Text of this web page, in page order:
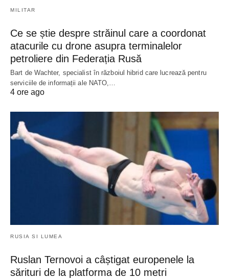
MILITAR
Ce se știe despre străinul care a coordonat
atacurile cu drone asupra terminalelor
petroliere din Federația Rusă
Bart de Wachter, specialist în războiul hibrid care lucrează pentru
serviciile de informații ale NATO,…
4 ore ago
RUSIA SI LUMEA
Ruslan Ternovoi a câștigat europenele la
sărituri de la platforma de 10 metri